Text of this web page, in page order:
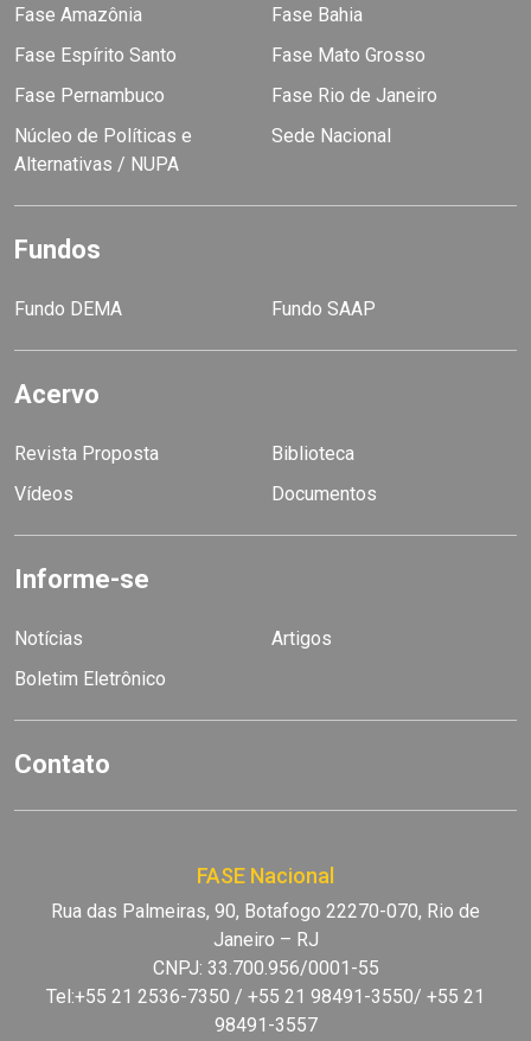
Fase Amazônia
Fase Bahia
Fase Espírito Santo
Fase Mato Grosso
Fase Pernambuco
Fase Rio de Janeiro
Núcleo de Políticas e
Alternativas / NUPA
Sede Nacional
Fundos
Fundo DEMA Fundo SAAP
Acervo
Revista Proposta
Biblioteca
Vídeos
Documentos
Informe-se
Notícias
Artigos
Boletim Eletrônico
Contato
FASE Nacional
Rua das Palmeiras, 90, Botafogo 22270-070, Rio de
Janeiro – RJ
CNPJ: 33.700.956/0001-55
Tel:+55 21 2536-7350 / +55 21 98491-3550/ +55 21
98491-3557